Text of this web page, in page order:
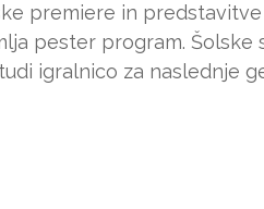
premiere in
pester program. Šolske
igralnico za naslednje